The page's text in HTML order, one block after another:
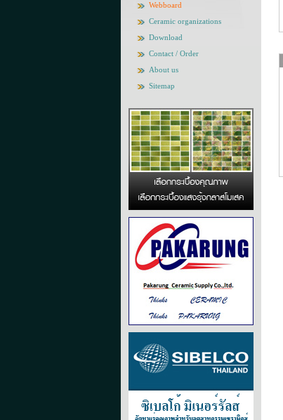
Webboard
Ceramic organizations
Download
Contact / Order
About us
Sitemap